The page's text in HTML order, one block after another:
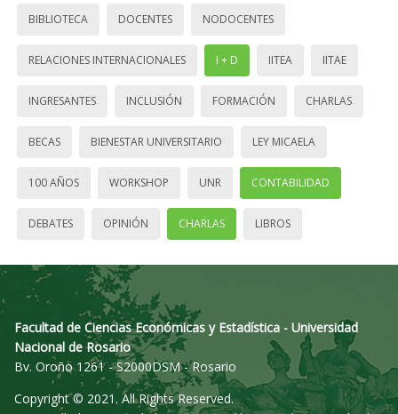
BIBLIOTECA DOCENTES NODOCENTES
RELACIONES INTERNACIONALES I + D IITEA IITAE
INGRESANTES INCLUSIÓN FORMACIÓN CHARLAS
BECAS BIENESTAR UNIVERSITARIO LEY MICAELA
100 AÑOS WORKSHOP UNR CONTABILIDAD
DEBATES OPINIÓN CHARLAS LIBROS
Facultad de Ciencias Económicas y Estadística - Universidad
Nacional de Rosario
Bv. Oroño 1261 - S2000DSM - Rosario
Copyright © 2021. All Rights Reserved.